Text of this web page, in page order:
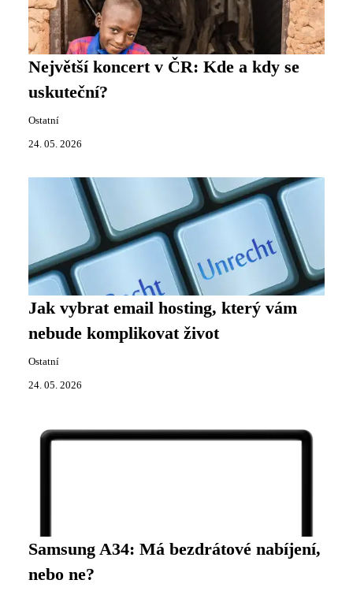
Největší koncert v ČR: Kde a kdy se
uskuteční?
Ostatní
24. 05. 2026
Jak vybrat email hosting, který vám
nebude komplikovat život
Ostatní
24. 05. 2026
Samsung A34: Má bezdrátové nabíjení,
nebo ne?